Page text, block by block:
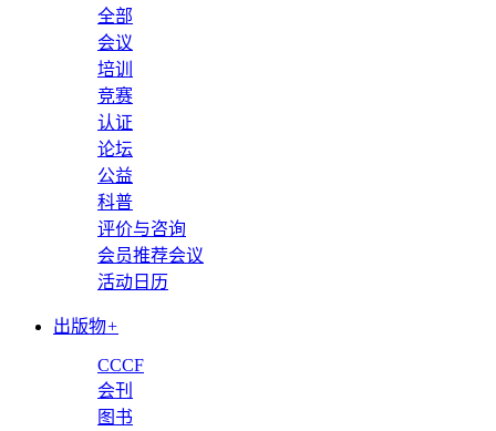
全部
会议
培训
竞赛
认证
论坛
公益
科普
评价与咨询
会员推荐会议
活动日历
出版物+
CCCF
会刊
图书